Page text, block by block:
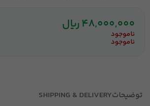
48,000,000ریال
ناموجود
ناموجود
توضیحاتSHIPPING & DELIVERY